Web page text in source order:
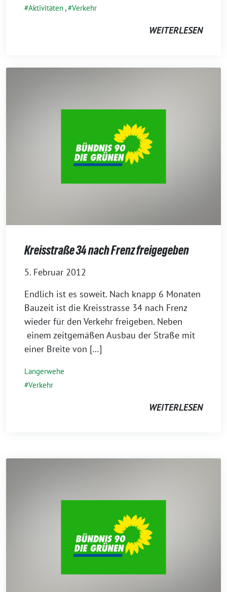
Aktivitäten, Verkehr
WEITERLESEN
Kreisstraße 34 nach Frenz freigegeben
5. Februar 2012
Endlich ist es soweit. Nach knapp 6 Monaten
Bauzeit ist die Kreisstrasse 34 nach Frenz
wieder für den Verkehr freigeben. Neben
einem zeitgemäßen Ausbau der Straße mit
einer Breite von […]
Langerwehe
Verkehr
WEITERLESEN